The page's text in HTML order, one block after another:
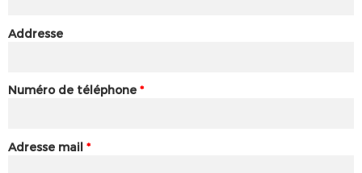
Addresse
Numéro de téléphone *
Adresse mail *